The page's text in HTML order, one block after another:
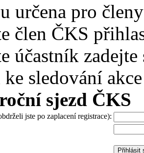
určena pro
člen ČKS
účastník
sledování
sjezd ČKS
jste po zaplacení registrace):